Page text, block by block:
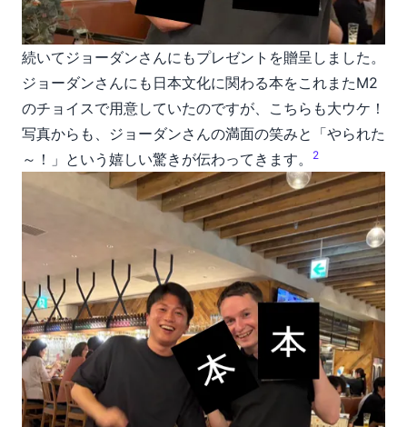
続いてジョーダンさんにもプレゼントを贈呈しました。
ジョーダンさんにも日本文化に関わる本をこれまたM2
のチョイスで用意していたのですが、こちらも大ウケ！
写真からも、ジョーダンさんの満面の笑みと「やられた
～！」という嬉しい驚きが伝わってきます。
2